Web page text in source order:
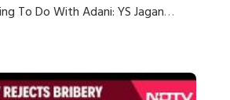
To Do With Adani: YS Jagan